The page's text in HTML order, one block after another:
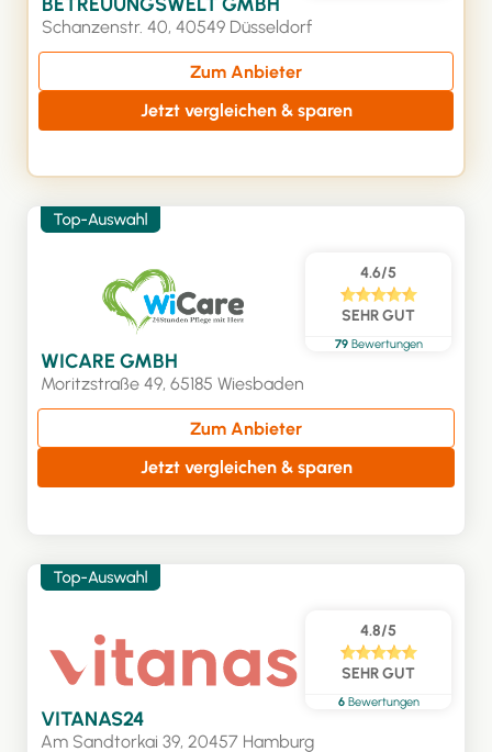
Schanzenstr. 40, 40549 Düsseldorf
Zum Anbieter
Jetzt vergleichen & sparen
4.6/5
SEHR GUT
79 Bewertungen
WICARE GMBH
Moritzstraße 49, 65185 Wiesbaden
Zum Anbieter
Jetzt vergleichen & sparen
4.8/5
SEHR GUT
6 Bewertungen
VITANAS24
Am Sandtorkai 39, 20457 Hamburg